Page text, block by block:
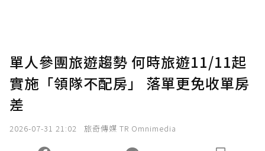
單人參團旅遊趨勢 何時旅遊11/11起
實施「領隊不配房」 落單更免收單房
差
2026-07-31 21:02 旅奇傳媒 TR Omnimedia